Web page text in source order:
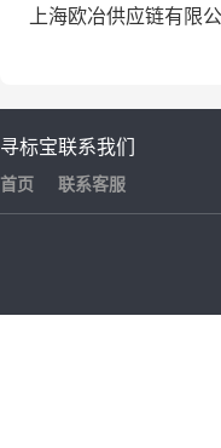
上海欧冶供应链有限
寻标宝
首页
联系我们
联系客服